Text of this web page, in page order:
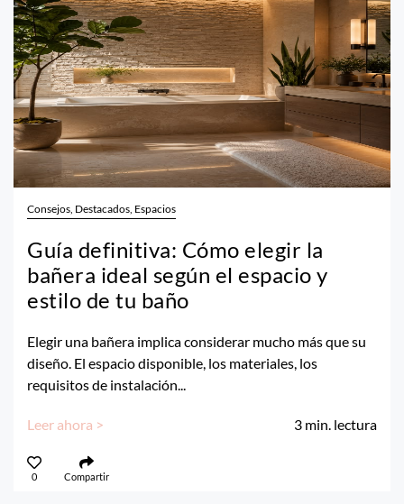
Consejos, Destacados, Espacios
Guía definitiva: Cómo elegir la
bañera ideal según el espacio y
estilo de tu baño
Elegir una bañera implica considerar mucho más que su
diseño. El espacio disponible, los materiales, los
requisitos de instalación...
Leer ahora > 3 min. lectura
0 Compartir